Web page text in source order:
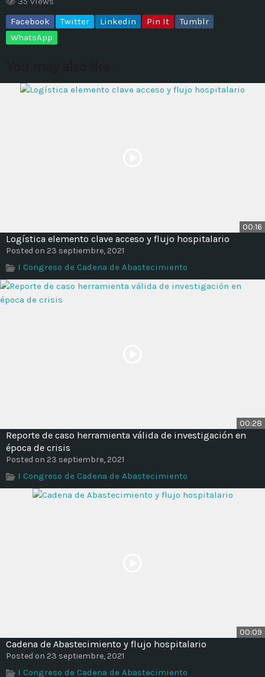
MOST UPVOTED
Validating Enterprise
Architectures In The Current
Time
Facebook
Twitter Linkedin Pin It
Tumblr
WhatsApp
00:16
Logística elemento clave acceso y flujo hospitalario
Posted on 23 septiembre, 2021
I Congreso de Cadena de Abastecimiento
00:28
Reporte de caso herramienta válida de investigación en
época de crisis
Posted on 23 septiembre, 2021
I Congreso de Cadena de Abastecimiento
00:09
Cadena de Abastecimiento y flujo hospitalario
Posted on 23 septiembre, 2021
I Congreso de Cadena de Abastecimiento